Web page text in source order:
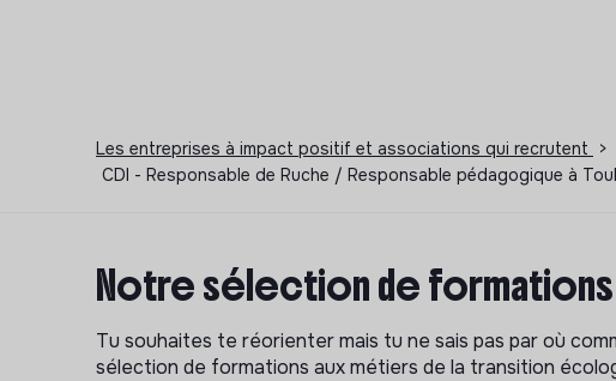
Les entreprises à impact positif et associations qui recrutent >
CDI - Responsable de Ruche / Responsable pédagogique à
Notre sélection de formations
Tu souhaites te réorienter mais tu ne sais pas par où
sélection de formations aux métiers de la transition